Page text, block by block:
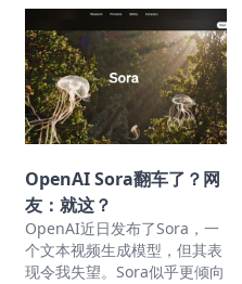
OpenAI Sora翻车了？网
友：就这？
OpenAI近日发布了Sora，一
个文本视频生成模型，但其表
现令我失望。Sora似乎更倾向